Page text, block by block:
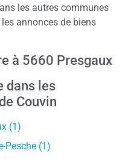
les autres communes
annonces de biens
à 5660 Presgaux
dans les
Couvin
(1)
Pesche (1)